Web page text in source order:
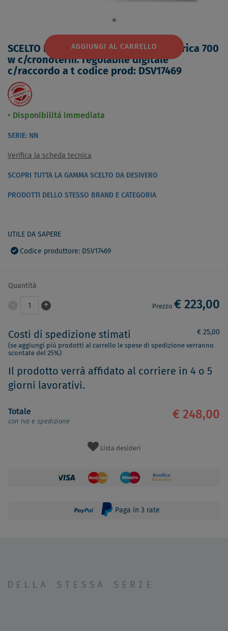
AGGIUNGI AL CARRELLO
SCELTO DA DESIVERO Resistenza elettrica 700
w c/cronoterm. regolabile digitale
c/raccordo a t codice prod: DSV17469
Disponibilità immediata
SERIE: NN
Verifica la scheda tecnica
SCOPRI TUTTA LA GAMMA SCELTO DA DESIVERO
PRODOTTI DELLO STESSO BRAND E CATEGORIA
UTILE DA SAPERE
Codice produttore: DSV17469
Quantità
1 + Prezzo € 223,00
Costi di spedizione stimati € 25,00
(se aggiungi più prodotti al carrello le spese di spedizione verranno
scontate del 25%)
Il prodotto verrà affidato al corriere in 4 o 5
giorni lavorativi.
Totale
con Iva e spedizione
€ 248,00
Lista desideri
Paga in 3 rate
DELLA STESSA SERIE